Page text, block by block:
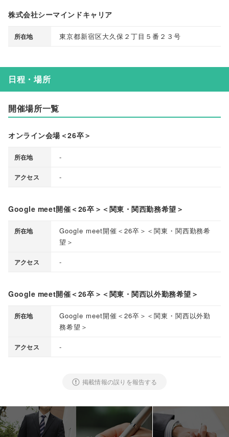
株式会社シーマインドキャリア
所在地 東京都新宿区大久保２丁目５番２３号
日程・場所
開催場所一覧
オンライン会場＜26卒＞
所在地 -
アクセス -
Google meet開催＜26卒＞＜関東・関西勤務希望＞
所在地
Google meet開催＜26卒＞＜関東・関西勤務希
望＞
アクセス -
Google meet開催＜26卒＞＜関東・関西以外勤務希望＞
所在地
Google meet開催＜26卒＞＜関東・関西以外勤
務希望＞
アクセス -
掲載情報の誤りを報告する